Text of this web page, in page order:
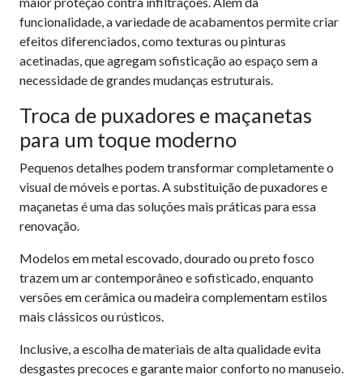
funcionalidade, a variedade de acabamentos permite criar
efeitos diferenciados, como texturas ou pinturas
acetinadas, que agregam sofisticação ao espaço sem a
necessidade de grandes mudanças estruturais.
Troca de puxadores e maçanetas
para um toque moderno
Pequenos detalhes podem transformar completamente o
visual de móveis e portas. A substituição de puxadores e
maçanetas é uma das soluções mais práticas para essa
renovação.
Modelos em metal escovado, dourado ou preto fosco
trazem um ar contemporâneo e sofisticado, enquanto
versões em cerâmica ou madeira complementam estilos
mais clássicos ou rústicos.
Inclusive, a escolha de materiais de alta qualidade evita
desgastes precoces e garante maior conforto no manuseio.